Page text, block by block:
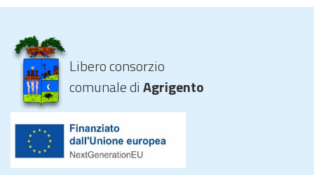
Libero consorzio
comunale diAgrigento